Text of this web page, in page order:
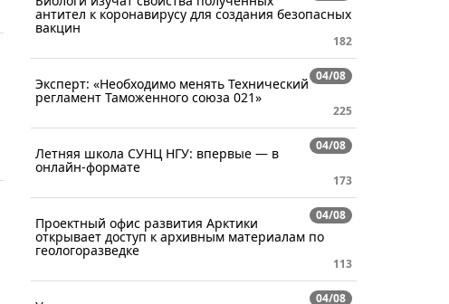
антител к коронавирусу для создания безопасных
вакцин
182
04/08
Эксперт: «Необходимо менять Технический
регламент Таможенного союза 021»
225
04/08
Летняя школа СУНЦ НГУ: впервые — в
онлайн-формате
173
04/08
Проектный офис развития Арктики
открывает доступ к архивным материалам по
геологоразведке
113
04/08